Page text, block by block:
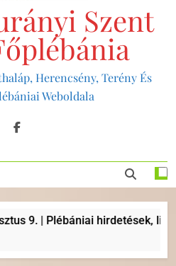
Szent
Herencsény, Terény És
Weboldala
Plébániai hirdetések, liturgikus